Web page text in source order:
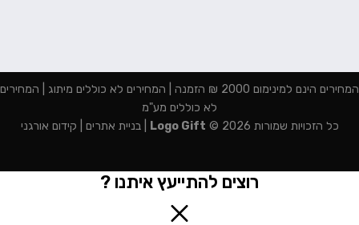
המחירים הינם למינימום 2000 ₪ הזמנה | המחירים לא כוללים מיתוג | המחירים
לא כוללים מע"מ
כל הזכויות שמורות 2026 ©
Logo Gift
|בניית אתרים קידום אורגני
רוצים להתייעץ איתנו ?